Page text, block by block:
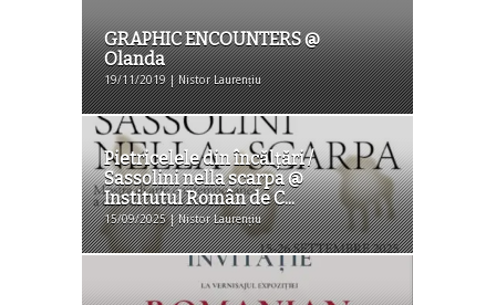
GRAPHIC ENCOUNTERS @
Olanda
19/11/2019 | Nistor Laurențiu
Pietricelele din încălţări /
Sassolini nella scarpa @
Institutul Român de C...
15/09/2025 | Nistor Laurențiu